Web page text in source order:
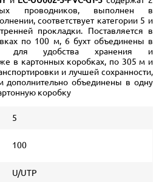
проводников, выполнен в
соответствует категории 5 и
прокладки. Поставляется в
по 100 м, 6 бухт объединены в
для удобства хранения и
в картонных коробках, по 305 м и
и лучшей сохранности,
дополнительно объединены в одну
коробку
5
100
U/UTP